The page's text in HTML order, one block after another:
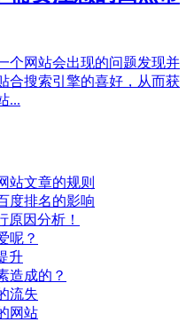
个网站会出现的问题发现并
合搜索引擎的喜好，从而获
...
站文章的规则
度排名的影响
原因分析！
呢？
升
造成的？
流失
网站